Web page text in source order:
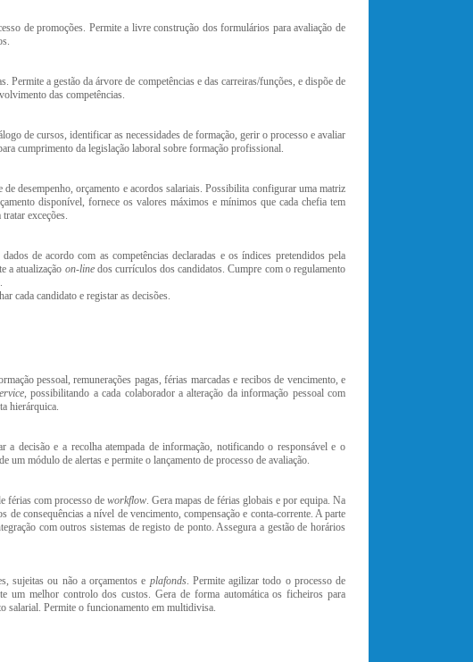
de promoções. Permite a livre construção dos formulários para avaliação de
Permite a gestão da árvore de competências e das carreiras/funções, e dispõe de
das competências.
de cursos, identificar as necessidades de formação, gerir o processo e avaliar
cumprimento da legislação laboral sobre formação profissional.
desempenho, orçamento e acordos salariais. Possibilita configurar uma matriz
disponível, fornece os valores máximos e mínimos que cada chefia tem
exceções.
de acordo com as competências declaradas e os índices pretendidos pela
a atualização on-linedos currículos dos candidatos. Cumpre com o regulamento
cada candidato e registar as decisões.
pessoal, remunerações pagas, férias marcadas e recibos de vencimento, e
, possibilitando a cada colaborador a alteração da informação pessoal com
hierárquica.
a decisão e a recolha atempada de informação, notificando o responsável e o
um módulo de alertas e permite o lançamento de processo de avaliação.
férias com processo de workflow. Gera mapas de férias globais e por equipa. Na
consequências a nível de vencimento, compensação e conta-corrente. A parte
com outros sistemas de registo de ponto. Assegura a gestão de horários
sujeitas ou não a orçamentos e plafonds. Permite agilizar todo o processo de
um melhor controlo dos custos. Gera de forma automática os ficheiros para
salarial. Permite o funcionamento em multidivisa.